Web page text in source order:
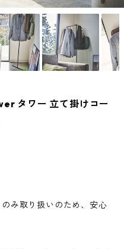
タワー 立て掛けコー
み取り扱いのため、安心